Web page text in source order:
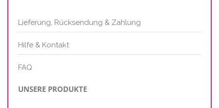
Lieferung, Rücksendung & Zahlung
Hilfe & Kontakt
FAQ
UNSERE PRODUKTE